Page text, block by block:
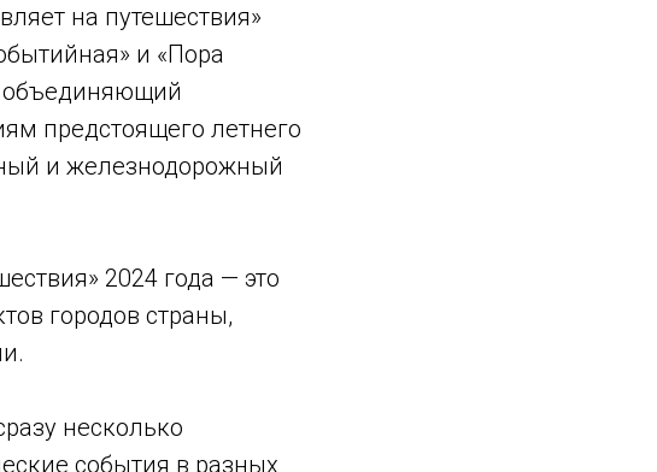
на путешествия»
и «Пора
объединяющий
предстоящего летнего
и железнодорожный
2024 года — это
городов страны,
несколько
события в разных